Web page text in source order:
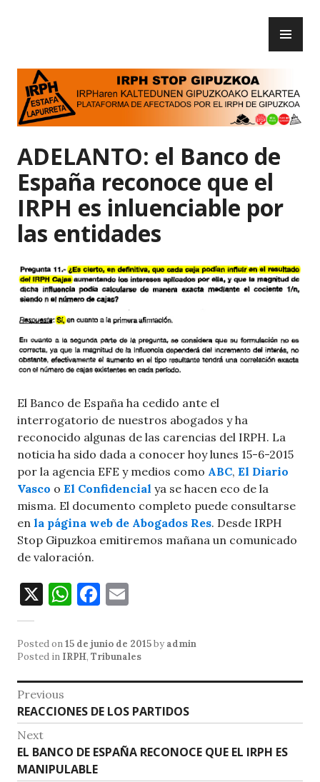
ADELANTO: el Banco de
España reconoce que el
IRPH es inluenciable por
las entidades
El Banco de España ha cedido ante el
interrogatorio de nuestros abogados y ha
reconocido algunas de las carencias del IRPH. La
noticia ha sido dada a conocer hoy lunes 15-6-2015
por la agencia EFE y medios como ABC, El Diario
Vasco o El Confidencial ya se hacen eco de la
misma. El documento completo puede consultarse
en la página web de Abogados Res. Desde IRPH
Stop Gipuzkoa emitiremos mañana un comunicado
de valoración.
X W
at
s
A
p
p
F
c
e
b
o
o
k
ai
l
Posted on15 de junio de 2015by admin
Posted in IRPH, Tribunales
Navegación
de
entradas
Previous
Previous
post:
REACCIONES DE LOS PARTIDOS
Next
Next
post:
EL BANCO DE ESPAÑA RECONOCE QUE EL IRPH ES
MANIPULABLE